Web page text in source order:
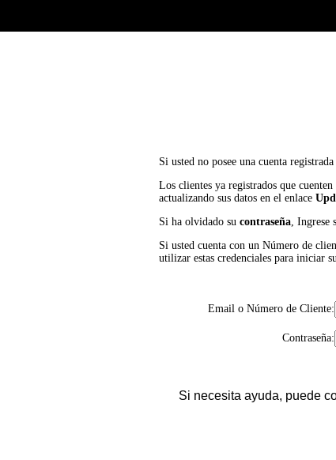
Si usted no posee una cuenta
Los clientes ya registrados que
actualizando sus datos en el enlace
Si ha olvidado sucontraseña, Ingrese
Si usted cuenta con un Número de
utilizar estas credenciales para iniciar
Email o Número de Cliente:
Contraseña:
Si necesita ayuda, puede